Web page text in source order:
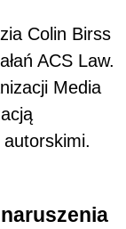
Colin Birss
ACS Law.
Media